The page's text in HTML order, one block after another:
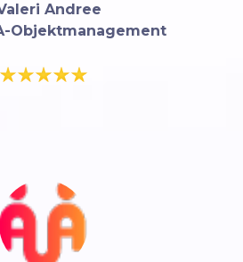
Andree
Objektmanagement